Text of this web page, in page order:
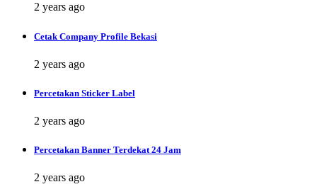
2 years ago
Cetak Company Profile Bekasi
2 years ago
Percetakan Sticker Label
2 years ago
Percetakan Banner Terdekat 24 Jam
2 years ago